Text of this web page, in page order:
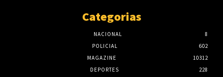
Categorias
NACIONAL
8
POLICIAL
602
MAGAZINE
10312
DEPORTES
228